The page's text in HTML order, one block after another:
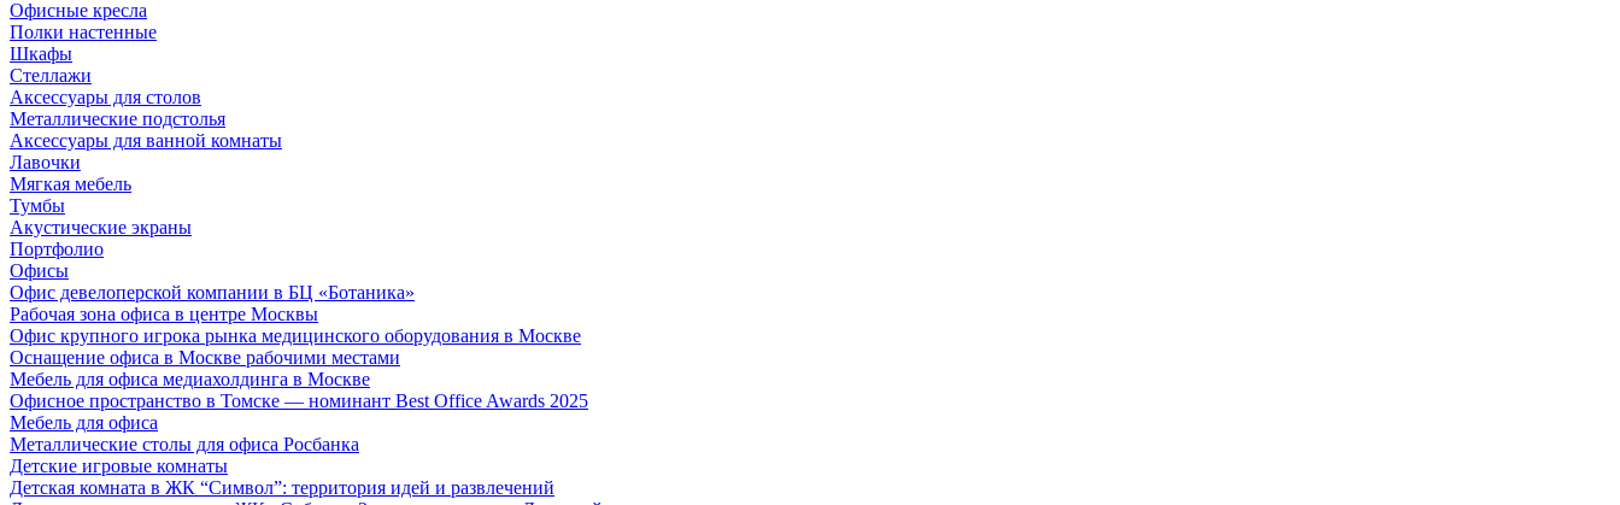
Офисные кресла
Полки настенные
Шкафы
Стеллажи
Аксессуары для столов
Металлические подстолья
Аксессуары для ванной комнаты
Лавочки
Мягкая мебель
Тумбы
Акустические экраны
Портфолио
Офисы
Офис девелоперской компании в БЦ «Ботаника»
Рабочая зона офиса в центре Москвы
Офис крупного игрока рынка медицинского оборудования в Москве
Оснащение офиса в Москве рабочими местами
Мебель для офиса медиахолдинга в Москве
Офисное пространство в Томске — номинант Best Office Awards 2025
Мебель для офиса
Металлические столы для офиса Росбанка
Детские игровые комнаты
Детская комната в ЖК “Символ”: территория идей и развлечений